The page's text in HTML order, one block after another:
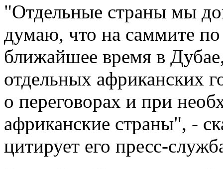
"Отдельные страны мы
думаю, что на саммите по
ближайшее время в
отдельных африканских
о переговорах и при
африканские страны", -
цитирует его пресс-